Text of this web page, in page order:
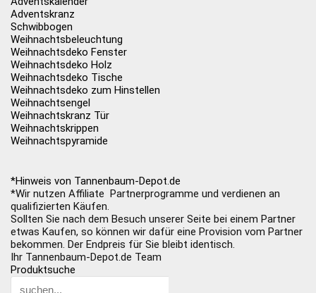
Adventskranz
Schwibbogen
Weihnachtsbeleuchtung
Weihnachtsdeko Fenster
Weihnachtsdeko Holz
Weihnachtsdeko Tische
Weihnachtsdeko zum Hinstellen
Weihnachtsengel
Weihnachtskranz Tür
Weihnachtskrippen
Weihnachtspyramide
*Hinweis von Tannenbaum-Depot.de
*Wir nutzen Affiliate Partnerprogramme und verdienen an
qualifizierten Käufen.
Sollten Sie nach dem Besuch unserer Seite bei einem Partner
etwas Kaufen, so können wir dafür eine Provision vom Partner
bekommen. Der Endpreis für Sie bleibt identisch.
Ihr Tannenbaum-Depot.de Team
Produktsuche